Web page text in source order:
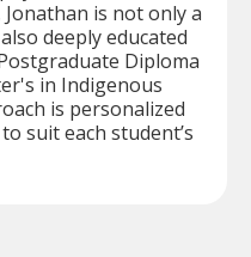
is not only a
deeply educated
Diploma
in Indigenous
is personalized
suit each student’s